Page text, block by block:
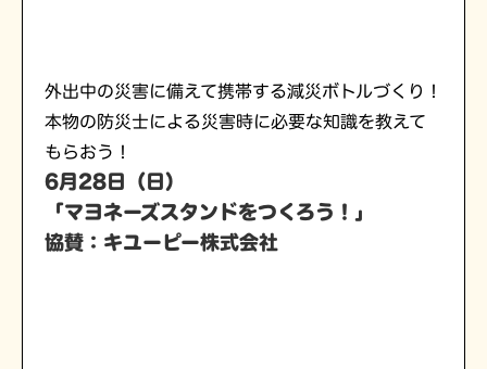
外出中の災害に備えて携帯する減災ボトルづくり！
本物の防災士による災害時に必要な知識を教えて
もらおう！
6月28日（日）
「マヨネーズスタンドをつくろう！」
協賛：キユーピー株式会社